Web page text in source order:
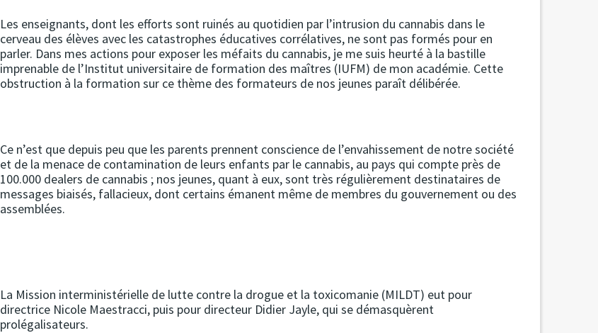
Les enseignants, dont les efforts sont ruinés au quotidien par l’intrusion du cannabis dans le
cerveau des élèves avec les catastrophes éducatives corrélatives, ne sont pas formés pour en
parler. Dans mes actions pour exposer les méfaits du cannabis, je me suis heurté à la bastille
imprenable de l’Institut universitaire de formation des maîtres (IUFM) de mon académie. Cette
obstruction à la formation sur ce thème des formateurs de nos jeunes paraît délibérée.
Ce n’est que depuis peu que les parents prennent conscience de l’envahissement de notre société
et de la menace de contamination de leurs enfants par le cannabis, au pays qui compte près de
100.000 dealers de cannabis ; nos jeunes, quant à eux, sont très régulièrement destinataires de
messages biaisés, fallacieux, dont certains émanent même de membres du gouvernement ou des
assemblées.
La Mission interministérielle de lutte contre la drogue et la toxicomanie (MILDT) eut pour
directrice Nicole Maestracci, puis pour directeur Didier Jayle, qui se démasquèrent
prolégalisateurs.